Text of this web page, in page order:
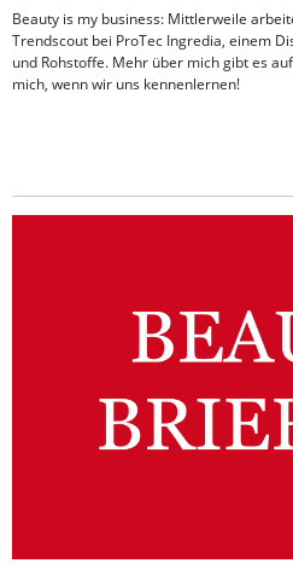
Beauty is my business: Mittlerweile
Trendscout bei ProTec Ingredia, einem
und Rohstoffe. Mehr über mich gibt es
mich, wenn wir uns kennenlernen!